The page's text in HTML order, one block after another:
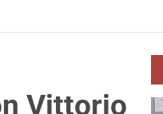
Vittorio